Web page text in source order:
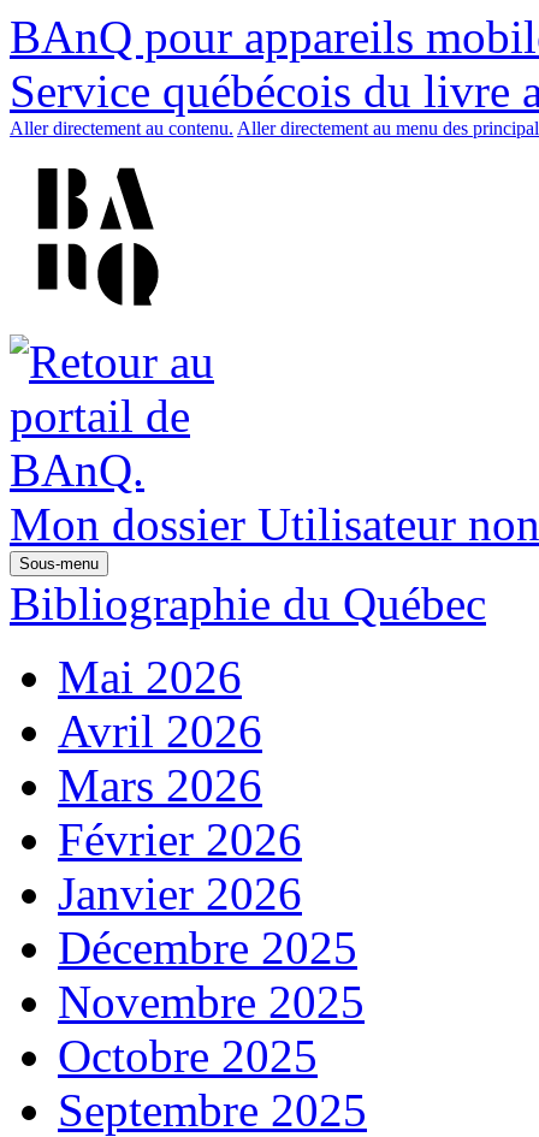
BAnQ pour appareils
Service québécois du livre
Aller directement au contenu. Aller directement au menu des
Mon dossier Utilisateur
Sous-menu
Bibliographie du Québec
Mai 2026
Avril 2026
Mars 2026
Février 2026
Janvier 2026
Décembre 2025
Novembre 2025
Octobre 2025
Septembre 2025